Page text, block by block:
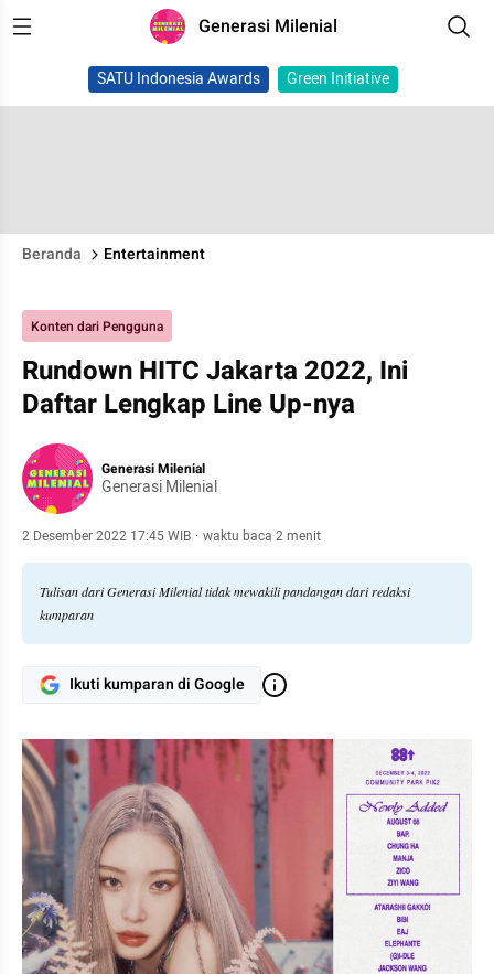
Generasi Milenial
SATU Indonesia Awards Green Initiative
Beranda Entertainment
Konten dari Pengguna
Rundown HITC Jakarta 2022, Ini
Daftar Lengkap Line Up-nya
Generasi Milenial
Generasi Milenial
2 Desember 2022 17:45 WIB · waktu baca 2 menit
Tulisan dari Generasi Milenial tidak mewakili pandangan dari redaksi
kumparan
Ikuti kumparan di Google